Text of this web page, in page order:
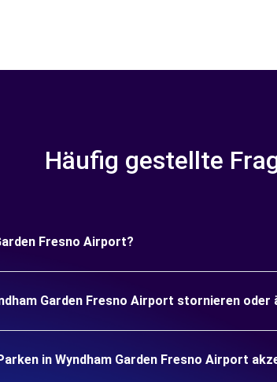
Häufig gestellte
Fresno Airport?
Garden Fresno Airport stornieren oder
in Wyndham Garden Fresno Airport